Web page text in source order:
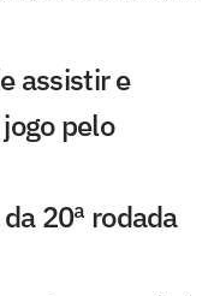
assistir e
pelo
20ª rodada